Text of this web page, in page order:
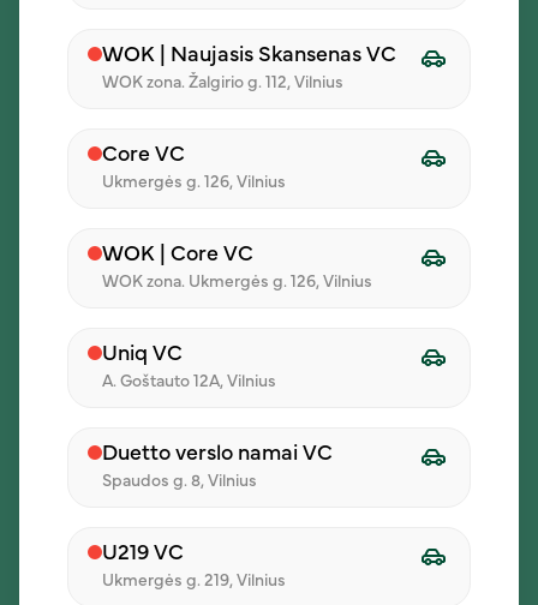
Gruzdintos bulvytės Laukiniai ryžiai
WOK | Naujasis Skansenas VC
WOK zona. Žalgirio g. 112, Vilnius
Core VC
Ukmergės g. 126, Vilnius
WOK | Core VC
WOK zona. Ukmergės g. 126, Vilnius
Uniq VC
A. Goštauto 12A, Vilnius
Duetto verslo namai VC
Spaudos g. 8, Vilnius
U219 VC
Ukmergės g. 219, Vilnius